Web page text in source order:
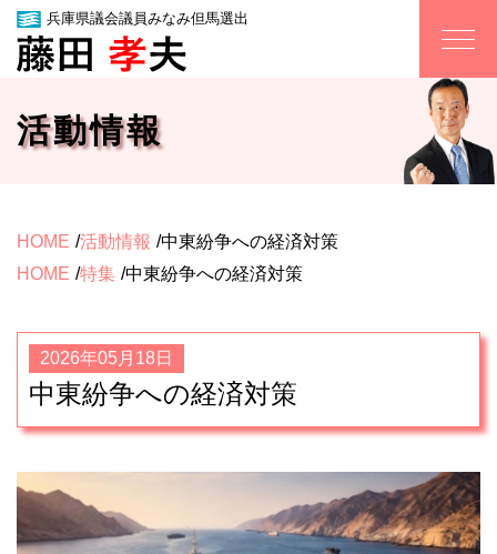
兵庫県議会議員みなみ但馬選出
活動情報
HOME 活動情報
中東紛争への経済対策
HOME 特集 中東紛争への経済対策
2026年05月18日
中東紛争への経済対策